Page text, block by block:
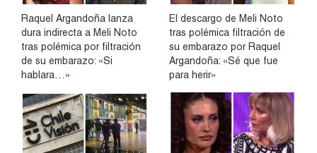
Raquel Argandoña lanza
dura indirecta a Meli Noto
tras polémica por filtración
de su embarazo: «Si
hablara…»
El descargo de Meli Noto
tras polémica filtración de
su embarazo por Raquel
Argandoña: «Sé que fue
para herir»